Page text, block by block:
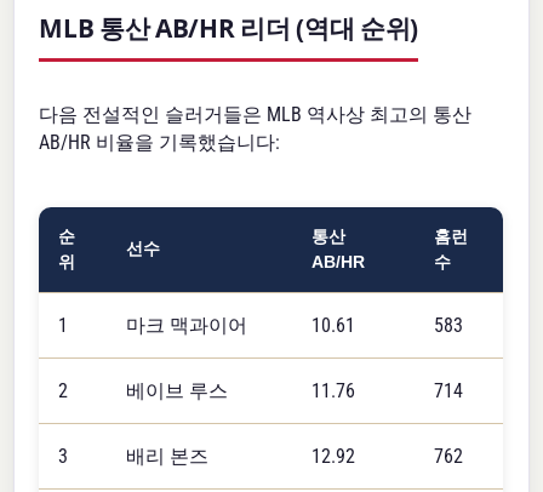
MLB 통산 AB/HR 리더 (역대 순위)
다음 전설적인 슬러거들은 MLB 역사상 최고의 통산
AB/HR 비율을 기록했습니다:
순
위
선수
통산
AB/HR
홈런
수
1 마크 맥과이어 10.61 583
2 베이브 루스 11.76 714
3 배리 본즈 12.92 762